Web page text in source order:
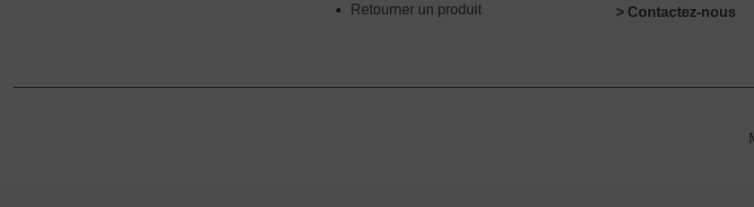
Retourner un produit
> Contactez-nous